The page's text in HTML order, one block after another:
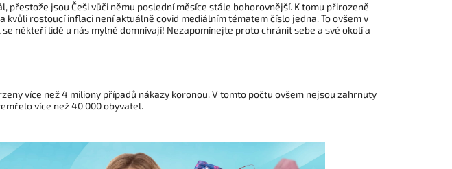
přestože jsou Češi vůči němu poslední měsíce stále bohorovnější. K tomu přirozeně
kvůli rostoucí inflaci není aktuálně covid mediálním tématem číslo jedna. To ovšem v
někteří lidé u nás mylně domnívají! Nezapomínejte proto chránit sebe a své okolí a
více než 4 miliony případů nákazy koronou. V tomto počtu ovšem nejsou zahrnuty
více než 40 000 obyvatel.